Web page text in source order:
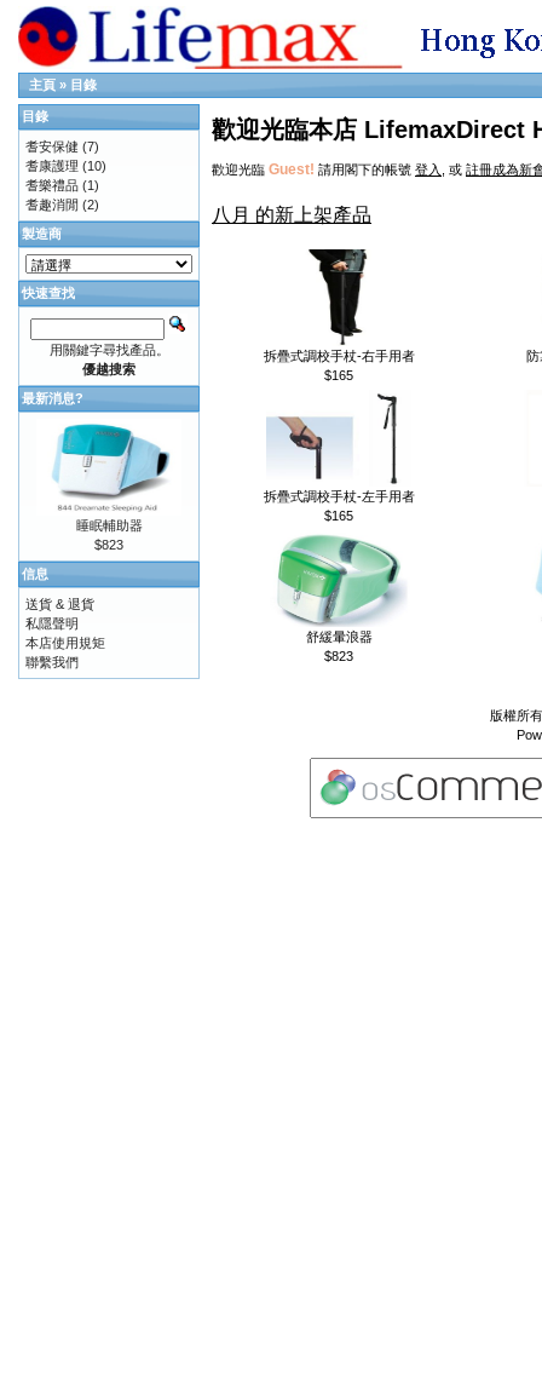
主頁 » 目錄
歡迎光臨本店 LifemaxDirect
歡迎光臨 Guest! 請用閣下的帳號 登入 , 或 註冊成為新
八月 的新上架產品
拆疊式調校手杖-右手用者
$165
防
拆疊式調校手杖-左手用者
$165
舒緩暈浪器
$823
目錄
耆安保健 (7)
耆康護理 (10)
耆樂禮品 (1)
耆趣消閒 (2)
製造商
快速查找
用關鍵字尋找產品。
優越搜索
最新消息?
睡眠輔助器
$823
信息
送貨 & 退貨
私隱聲明
本店使用規矩
聯繫我們
版權所